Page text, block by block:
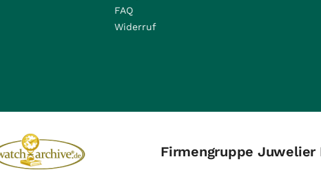
FAQ
Widerruf
Firmengruppe Juwelier